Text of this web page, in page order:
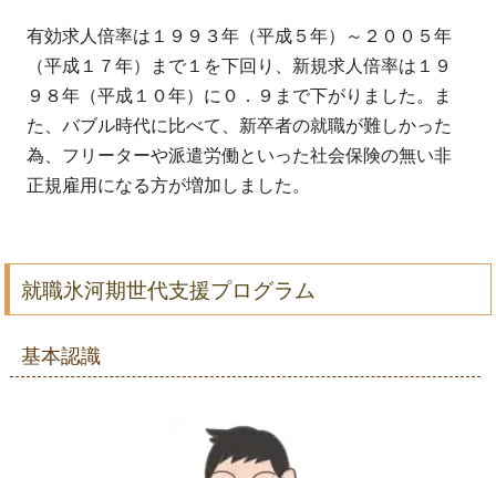
有効求人倍率は１９９３年（平成５年）～２００５年
（平成１７年）まで１を下回り、新規求人倍率は１９
９８年（平成１０年）に０．９まで下がりました。ま
た、バブル時代に比べて、新卒者の就職が難しかった
為、フリーターや派遣労働といった社会保険の無い非
正規雇用になる方が増加しました。
就職氷河期世代支援プログラム
基本認識